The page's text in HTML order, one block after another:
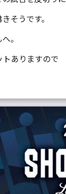
そうです。
。
ありますので